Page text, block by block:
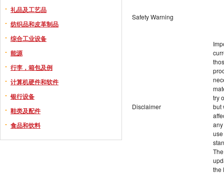
礼品及工艺品
纺织品和皮革制品
综合工业设备
能源
行李，箱包及例
计算机硬件和软件
银行设备
鞋类及配件
食品和饮料
Safety Warning
Disclaimer
try
but
the